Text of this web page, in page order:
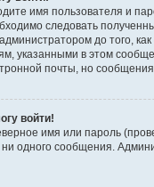
имя пользователя и
следовать
до того,
указанными в этом
почты, но
войти!
имя или пароль
одного сообщения.